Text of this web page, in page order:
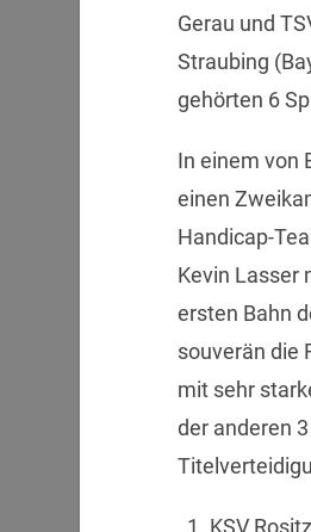
Gerau und
Straubing
gehörten 6
In einem von
einen
Handicap-
Kevin Lasser
ersten Bahn
souverän die
mit sehr
der anderen
KSV